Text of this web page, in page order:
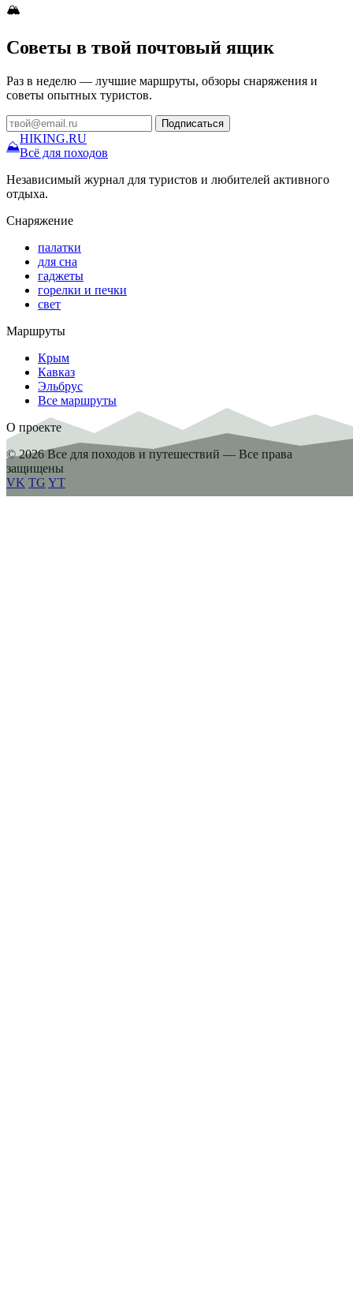
🏔
Советы в твой почтовый ящик
Раз в неделю — лучшие маршруты, обзоры снаряжения и
советы опытных туристов.
Подписаться
⛰
HIKING.RU
Всё для походов
Независимый журнал для туристов и любителей активного
отдыха.
Снаряжение
палатки
для сна
гаджеты
горелки и печки
свет
Маршруты
Крым
Кавказ
Эльбрус
Все маршруты
О проекте
© 2026 Все для походов и путешествий — Все права
защищены
VK TG YT